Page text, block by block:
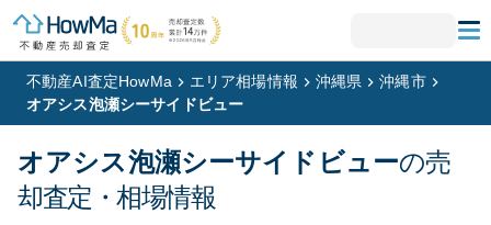
不動産AI査定HowMa エリア相場情報 沖縄県
沖縄市
オアシス泡瀬シーサイドビュー
オアシス泡瀬シーサイドビューの売
却査定・相場情報